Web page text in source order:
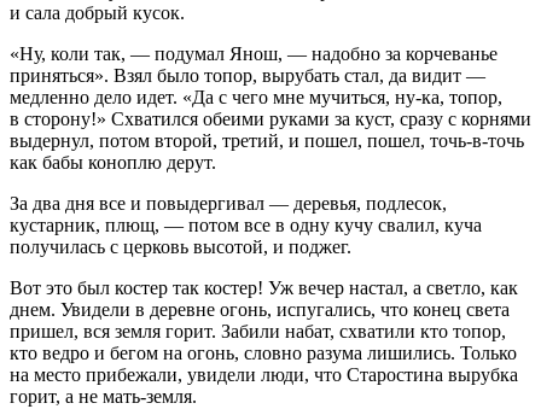
и сала добрый кусок.
«Ну, коли так, — подумал Янош, — надобно за корчеванье
приняться». Взял было топор, вырубать стал, да видит —
медленно дело идет. «Да с чего мне мучиться, ну-ка, топор,
в сторону!» Схватился обеими руками за куст, сразу с корнями
выдернул, потом второй, третий, и пошел, пошел, точь-в-точь
как бабы коноплю дерут.
За два дня все и повыдергивал — деревья, подлесок,
кустарник, плющ, — потом все в одну кучу свалил, куча
получилась с церковь высотой, и поджег.
Вот это был костер так костер! Уж вечер настал, а светло, как
днем. Увидели в деревне огонь, испугались, что конец света
пришел, вся земля горит. Забили набат, схватили кто топор,
кто ведро и бегом на огонь, словно разума лишились. Только
на место прибежали, увидели люди, что Старостина вырубка
горит, а не мать-земля.